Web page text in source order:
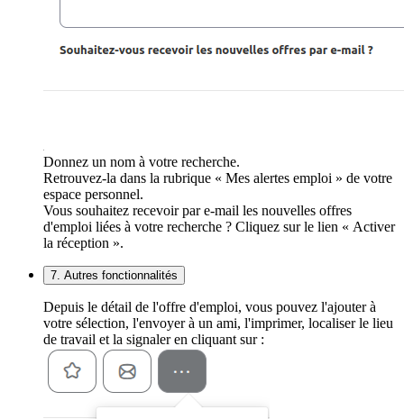
Donnez un nom à votre recherche.
Retrouvez-la dans la rubrique « Mes alertes emploi » de votre
espace personnel.
Vous souhaitez recevoir par e-mail les nouvelles offres
d'emploi liées à votre recherche ? Cliquez sur le lien « Activer
la réception ».
7. Autres fonctionnalités
Depuis le détail de l'offre d'emploi, vous pouvez l'ajouter à
votre sélection, l'envoyer à un ami, l'imprimer, localiser le lieu
de travail et la signaler en cliquant sur :